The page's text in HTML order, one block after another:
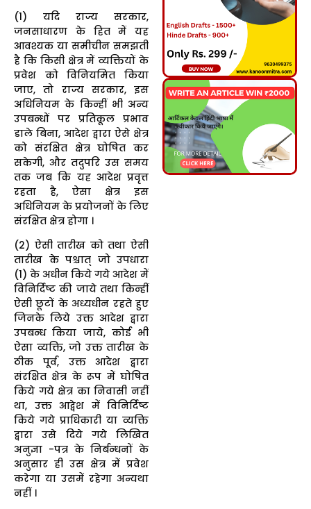
(1) यदि राज्य सरकार,
जनसाधारण के हित में यह
आवश्यक या समीचीन समझती
है कि किसी क्षेत्र में व्यक्तियों के
प्रवेश को विनियमित किया
जाए, तो राज्य सरकार, इस
अधिनियम के किन्हीं भी अन्य
उपबन्धों पर प्रतिकूल प्रभाव
डाले बिना, आदेश द्वारा ऐसे क्षेत्र
को संरक्षित क्षेत्र घोषित कर
सकेगी, और तदुपरि उस समय
तक जब कि यह आदेश प्रवृत्त
रहता है, ऐसा क्षेत्र इस
अधिनियम के प्रयोजनों के लिए
संरक्षित क्षेत्र होगा ।
(2) ऐसी तारीख को तथा ऐसी
तारीख के पश्चात् जो उपधारा
(1) के अधीन किये गये आदेश में
विनिर्दिष्ट की जाये तथा किन्हीं
ऐसी छूटों के अध्यधीन रहते हुए
जिनके लिये उक्त आदेश द्वारा
उपबन्ध किया जाये, कोई भी
ऐसा व्यक्ति, जो उक्त तारीख के
ठीक पूर्व, उक्त आदेश द्वारा
संरक्षित क्षेत्र के रूप में घोषित
किये गये क्षेत्र का निवासी नहीं
था, उक्त आद्वेश में विनिर्दिष्ट
किये गये प्राधिकारी या व्यक्ति
द्वारा उसे दिये गये लिखित
अनुज्ञा -पत्र के निर्बन्धनों के
अनुसार ही उस क्षेत्र में प्रवेश
करेगा या उसमें रहेगा अन्यथा
नहीं ।